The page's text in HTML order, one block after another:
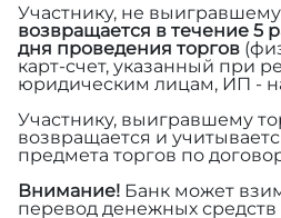
Участнику, не выигравшему
возвращается в течение 5
дня проведения торгов
карт-счет, указанный при
юридическим лицам, ИП -
Участнику, выигравшему
возвращается и
предмета торгов по
Внимание! Банк может
перевод денежных средств